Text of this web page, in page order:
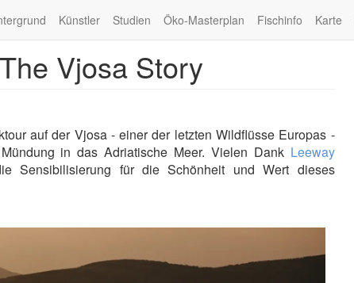
Künstler Studien Öko-Masterplan Fischinfo Karte
Vjosa Story
auf der Vjosa - einer der letzten Wildflüsse Europas -
in das Adriatische Meer. Vielen Dank Leeway
Sensibilisierung für die Schönheit und Wert dieses